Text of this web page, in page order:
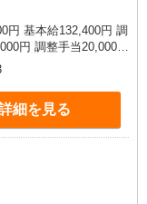
円 基本給132,400円 調
円 調整手当20,000円
程度）※ 処遇改善手
10,000円/月（介護福
） 処遇改善手当
細を見る